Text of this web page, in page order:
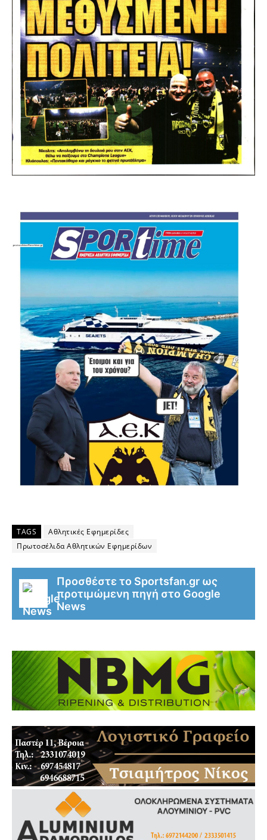
TAGS
Αθλητικές Εφημερίδες
Πρωτοσέλιδα Αθλητικών Εφημερίδων
Προσθέστε το Sportsfan.gr ως
προτιμώμενη πηγή στο Google
News